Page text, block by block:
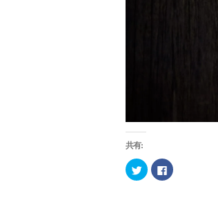
共有:
ク
リ
Facebook
で